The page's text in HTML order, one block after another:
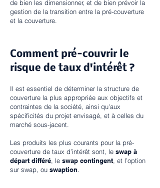
de bien les dimensionner, et de bien prévoir la
gestion de la transition entre la pré-couverture
et la couverture.
Comment pré-couvrir le
risque de taux d'intérêt ?
Il est essentiel de déterminer la structure de
couverture la plus appropriée aux objectifs et
contraintes de la société, ainsi qu'aux
spécificités du projet envisagé, et à celles du
marché sous-jacent.
Les produits les plus courants pour la pré-
couverture de taux d’intérêt sont, le swap à
départ différé , le swap contingent , et l’option
sur swap, ou swaption